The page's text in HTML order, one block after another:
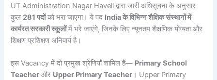
UT Administration Nagar Haveli द्वारा जारी अधिसूचना के अनुसार
कुल 281 पदोंको भरा जाएगा। ये पद India के विभिन्न शैक्षिक संस्थानों में
कार्यरत सरकारी स्कूलोंमें भरे जाएंगे, जिनके लिए न्यूनतम शैक्षणिक योग्यता और
शिक्षण प्रशिक्षण अनिवार्य है।
इस Vacancy में दो प्रमुख श्रेणियाँ शामिल हैं— Primary School
Teacher और Upper Primary Teacher । Upper Primary